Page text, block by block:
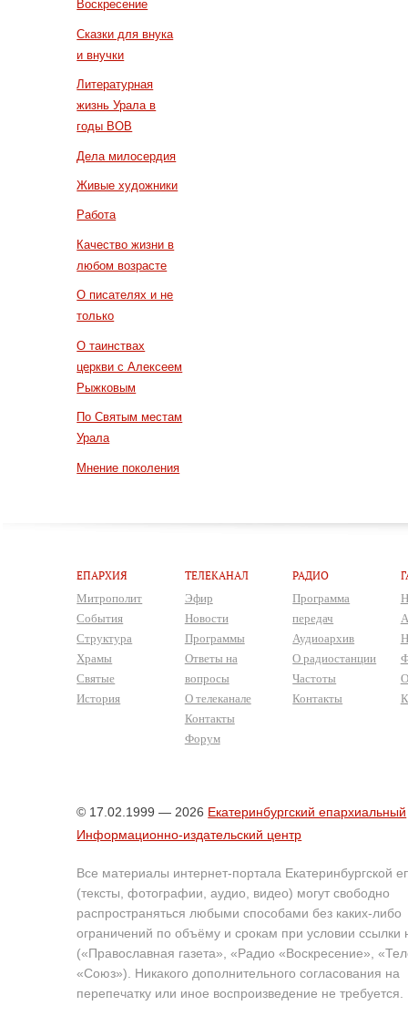
Воскресение
Сказки для внука
и внучки
Литературная
жизнь Урала в
годы ВОВ
Дела милосердия
Живые художники
Работа
Качество жизни в
любом возрасте
О писателях и не
только
О таинствах
церкви с Алексеем
Рыжковым
По Святым местам
Урала
Мнение поколения
ЕПАРХИЯ
Митрополит
События
Структура
Храмы
Святые
История
ТЕЛЕКАНАЛ
Эфир
Новости
Программы
Ответы на
вопросы
О телеканале
Контакты
Форум
РАДИО
Программа
передач
Аудиоархив
О радиостанции
Частоты
Контакты
© 17.02.1999 — 2026 Екатеринбургский епархиальный
Информационно-издательский центр
Все материалы интернет-портала Екатеринбургской
(тексты, фотографии, аудио, видео) могут свободно
распространяться любыми способами без каких-либо
ограничений по объёму и срокам при условии ссылки
(«Православная газета», «Радио «Воскресение»,
«Союз»). Никакого дополнительного согласования на
перепечатку или иное воспроизведение не требуется.